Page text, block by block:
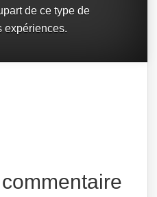
de ce type de
expériences.